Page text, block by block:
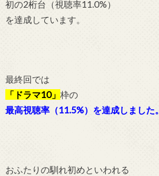
初の2桁台（視聴率11.0%）
を達成しています。
最終回では
「ドラマ10」 枠の
最高視聴率（11.5%）を達成しました。
おふたりの馴れ初めといわれる